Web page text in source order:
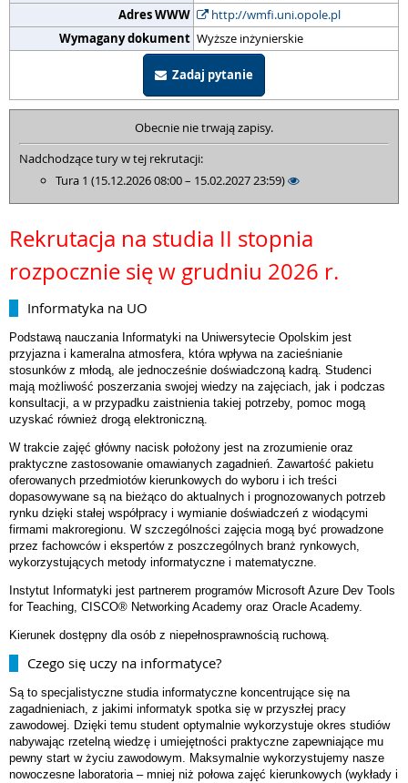
Adres WWW
http://wmfi.uni.opole.pl
Wymagany dokument Wyższe inżynierskie
Zadaj pytanie
Obecnie nie trwają zapisy.
Nadchodzące tury w tej rekrutacji:
Tura 1 (15.12.2026 08:00 – 15.02.2027 23:59)
Rekrutacja na studia II stopnia
rozpocznie się w grudniu 2026 r.
Informatyka na UO
Podstawą nauczania Informatyki na Uniwersytecie Opolskim jest
przyjazna i kameralna atmosfera, która wpływa na zacieśnianie
stosunków z młodą, ale jednocześnie doświadczoną kadrą. Studenci
mają możliwość poszerzania swojej wiedzy na zajęciach, jak i podczas
konsultacji, a w przypadku zaistnienia takiej potrzeby, pomoc mogą
uzyskać również drogą elektroniczną.
W trakcie zajęć główny nacisk położony jest na zrozumienie oraz
praktyczne zastosowanie omawianych zagadnień. Zawartość pakietu
oferowanych przedmiotów kierunkowych do wyboru i ich treści
dopasowywane są na bieżąco do aktualnych i prognozowanych potrzeb
rynku dzięki stałej współpracy i wymianie doświadczeń z wiodącymi
firmami makroregionu. W szczególności zajęcia mogą być prowadzone
przez fachowców i ekspertów z poszczególnych branż rynkowych,
wykorzystujących metody informatyczne i matematyczne.
Instytut Informatyki jest partnerem programów Microsoft Azure Dev Tools
for Teaching, CISCO® Networking Academy oraz Oracle Academy.
Kierunek dostępny dla osób z niepełnosprawnością ruchową.
Czego się uczy na informatyce?
Są to specjalistyczne studia informatyczne koncentrujące się na
zagadnieniach, z jakimi informatyk spotka się w przyszłej pracy
zawodowej. Dzięki temu student optymalnie wykorzystuje okres studiów
nabywając rzetelną wiedzę i umiejętności praktyczne zapewniające mu
pewny start w życiu zawodowym. Maksymalnie wykorzystujemy nasze
nowoczesne laboratoria – mniej niż połowa zajęć kierunkowych (wykłady i